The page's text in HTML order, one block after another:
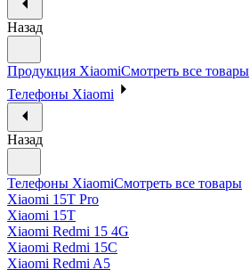
Назад
Продукция XiaomiСмотреть все товары
Телефоны Xiaomi
Назад
Телефоны XiaomiСмотреть все товары
Xiaomi 15T Pro
Xiaomi 15T
Xiaomi Redmi 15 4G
Xiaomi Redmi 15C
Xiaomi Redmi A5